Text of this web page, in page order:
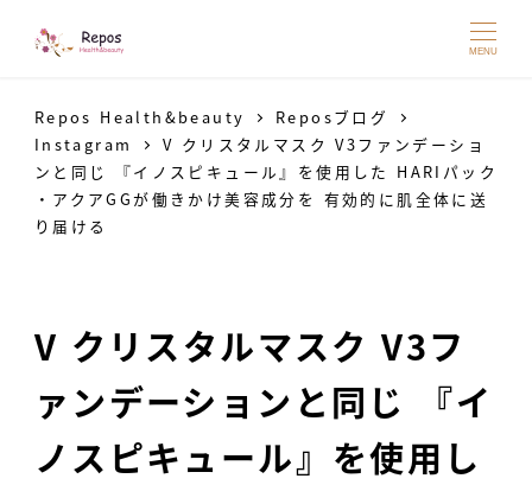
MENU
Repos Health&beauty
Reposブログ
Instagram
V クリスタルマスク V3ファンデーショ
ンと同じ 『イノスピキュール』を使用した HARIパック
・アクアGGが働きかけ美容成分を 有効的に肌全体に送
り届ける
V クリスタルマスク V3フ
ァンデーションと同じ 『イ
ノスピキュール』を使用し